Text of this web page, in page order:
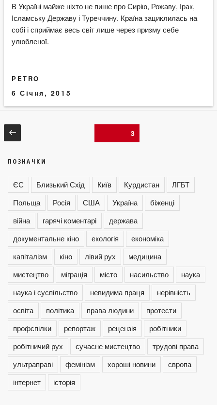
В Україні майже ніхто не пише про Сирію, Рожаву, Ірак,
Ісламську Державу і Туреччину. Країна зациклилась на
собі і сприймає весь світ лише через призму себе
улюбленої.
PETRO
6 Січня, 2015
Навігація
записів
Попередня
сторінка
Сторінка3
ПОЗНАЧКИ
ЄС Близький Схід Київ Курдистан
ЛГБТ
Польща
Росія США Україна
біженці
війна
гарячі коментарі
держава
документальне кіно
екологія
економіка
капіталізм
кіно лівий рух
медицина
мистецтво
міграція місто насильство
наука
наука і суспільство
невидима праця
нерівність
освіта
політика права людини
протести
профспілки
репортаж рецензія
робітники
робітничий рух
сучасне мистецтво
трудові права
ультраправі
фемінізм хороші новини
європа
інтернет
історія